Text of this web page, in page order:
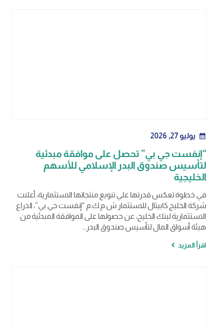
calendar_month يوليو 27, 2026
“إنفست جي بي” تحصل على موافقة مبدئية
لتأسيس صندوق البدر الإسلامي للأسهم
الخليجية
في خطوة تعكس قدرتها علي تنويع منتجاتها الاستثمارية، أعلنت
شركة الخليج كابيتال للاستثمار ش.م.ك.م “إنفست جي بي”، الذراع
الاستثمارية لبنك الخليج، عن حصولها على الموافقة المبدئية من
هيئة أسواق المال لتأسيس صندوق البدر…
اقرأ المزيد